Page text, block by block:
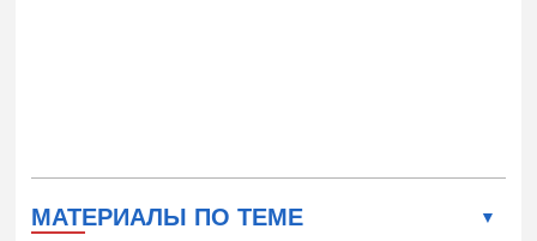
МАТЕРИАЛЫ ПО ТЕМЕ